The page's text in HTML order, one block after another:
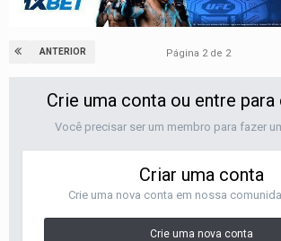
ANTERIOR Página 2 de 2
Crie uma conta ou entre
Você precisar ser um membro para fazer
Criar uma conta
Crie uma nova conta em nossa
Crie uma nova conta